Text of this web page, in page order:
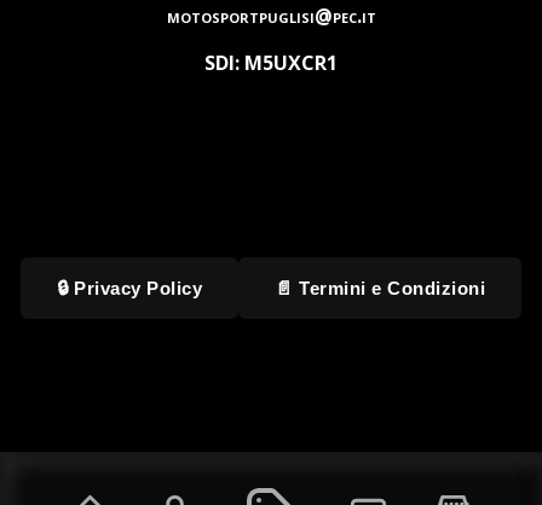
motosportpuglisi@pec.it
SDI: M5UXCR1
🔒 Privacy Policy 📄 Termini e Condizioni